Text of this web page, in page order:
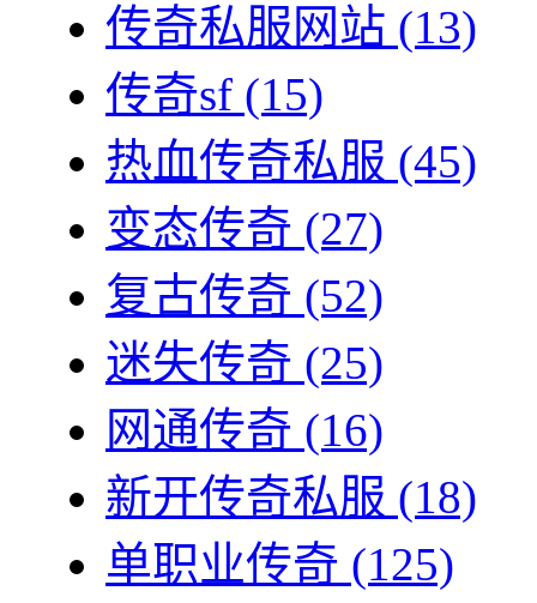
传奇私服网站 (13)
传奇sf (15)
热血传奇私服 (45)
变态传奇 (27)
复古传奇 (52)
迷失传奇 (25)
网通传奇 (16)
新开传奇私服 (18)
单职业传奇 (125)